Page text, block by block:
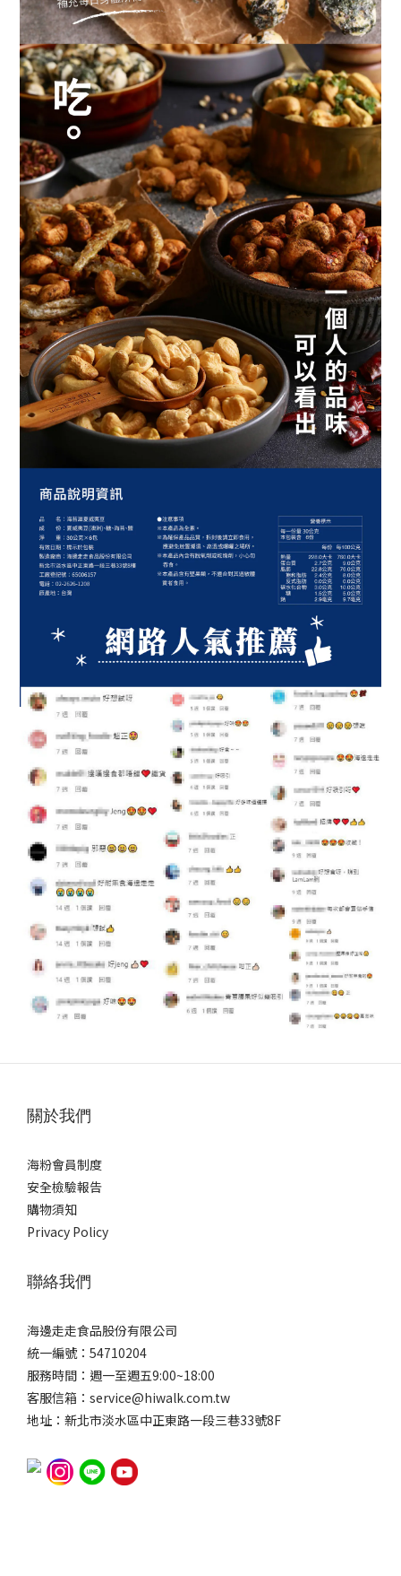
關於我們
海粉會員制度
安全檢驗報告
購物須知
Privacy Policy
聯絡我們
海邊走走食品股份有限公司
統一編號：54710204
服務時間：週一至週五9:00~18:00
客服信箱：service@hiwalk.com.tw
地址：新北市淡水區中正東路一段三巷33號8F